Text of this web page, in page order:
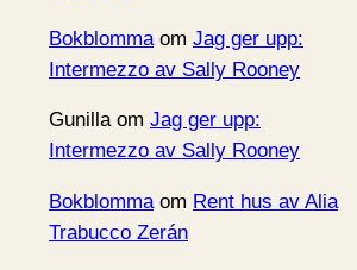
Bokblomma om Jag ger upp:
Intermezzo av Sally Rooney
Gunillaom Jag ger upp:
Intermezzo av Sally Rooney
Bokblommaom Rent hus av Alia
Trabucco Zerán